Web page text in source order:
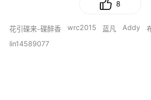
8
花引碟来-碟醉香 wrc2015 蓝凡 Addy
lin14589077